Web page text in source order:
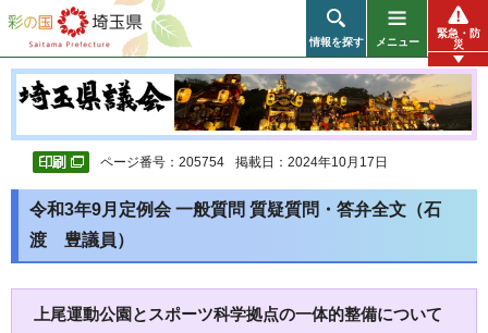
彩の国 埼玉県
情報を探す メニュー
緊急・防
災
ページ番号：205754 掲載日：2024年10月17日
令和3年9月定例会 一般質問 質疑質問・答弁全文（石
渡 豊議員）
上尾運動公園とスポーツ科学拠点の一体的整備について